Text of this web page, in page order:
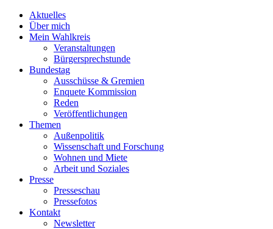
Aktuelles
Über mich
Mein Wahlkreis
Veranstaltungen
Bürgersprechstunde
Bundestag
Ausschüsse & Gremien
Enquete Kommission
Reden
Veröffentlichungen
Themen
Außenpolitik
Wissenschaft und Forschung
Wohnen und Miete
Arbeit und Soziales
Presse
Presseschau
Pressefotos
Kontakt
Newsletter